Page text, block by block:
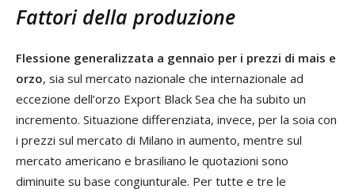
Fattori della produzione
Flessione generalizzata a gennaio per i prezzi di mais e
orzo, sia sul mercato nazionale che internazionale ad
eccezione dell’orzo Export Black Sea che ha subito un
incremento. Situazione differenziata, invece, per la soia con
i prezzi sul mercato di Milano in aumento, mentre sul
mercato americano e brasiliano le quotazioni sono
diminuite su base congiunturale. Per tutte e tre le